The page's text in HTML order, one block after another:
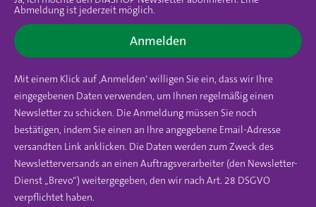
Abmeldung ist jederzeit möglich.
Anmelden
Mit einem Klick auf ‚Anmelden‘ willigen Sie ein, dass wir Ihre
eingegebenen Daten verwenden, um Ihnen regelmäßig einen
Newsletter zu schicken. Die Anmeldung müssen Sie noch
bestätigen, indem Sie einen an Ihre angegebene Email-Adresse
versandten Link anklicken. Die Daten werden zum Zweck des
Newsletterversands an einen Auftragsverarbeiter (den Newsletter-
Dienst „Brevo“) weitergegeben, den wir nach Art. 28 DSGVO
verpflichtet haben.